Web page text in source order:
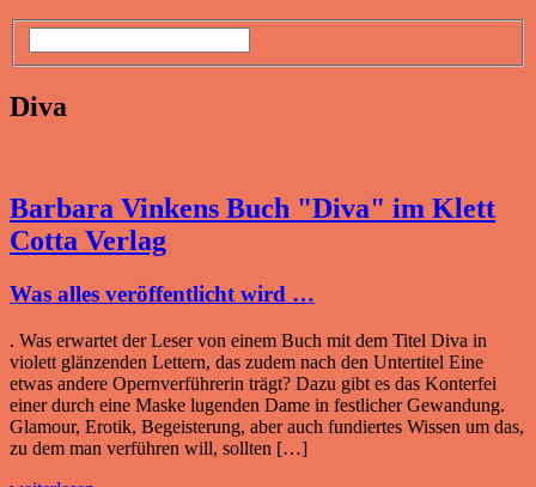
Diva
Barbara Vinkens Buch "Diva" im Klett
Cotta Verlag
Was alles veröffentlicht wird …
. Was erwartet der Leser von einem Buch mit dem Titel Diva in
violett glänzenden Lettern, das zudem nach den Untertitel Eine
etwas andere Opernverführerin trägt? Dazu gibt es das Konterfei
einer durch eine Maske lugenden Dame in festlicher Gewandung.
Glamour, Erotik, Begeisterung, aber auch fundiertes Wissen um das,
zu dem man verführen will, sollten […]